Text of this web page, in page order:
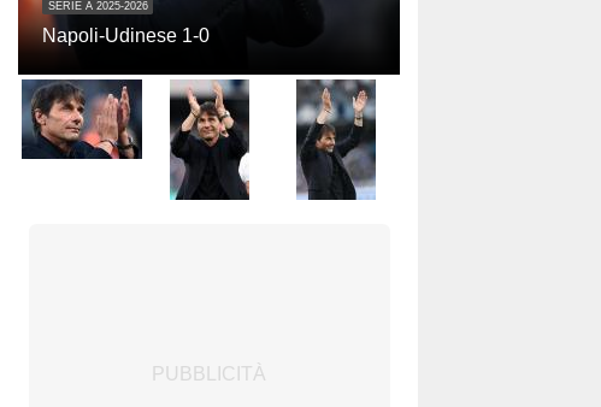
SERIE A 2025-2026
Napoli-Udinese 1-0